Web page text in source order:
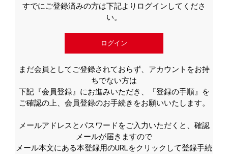
すでにご登録済みの方は下記よりログインしてくださ
い。
ログイン
まだ会員としてご登録されておらず、アカウントをお持
ちでない方は
下記『会員登録』にお進みいただき、『登録の手順』を
ご確認の上、会員登録のお手続きをお願いいたします。
メールアドレスとパスワードをご入力いただくと、確認
メールが届きますので
メール本文にある本登録用のURLをクリックして登録手続